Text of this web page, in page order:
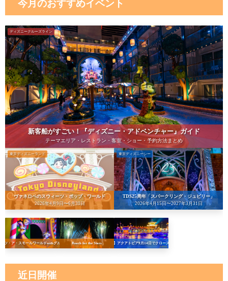
今月のおすすめイベント
ディズニークルーズライン
新客船がすごい！『ディズニー・アドベンチャー』ガイド
テーマエリア・レストラン・客室・ショー・予約方法まとめ
東京ディズニーランド
ヴァネロペのスウィーツ・ポップ・ワールド
2026年4月9日〜6月30日
東京ディズニーシー
TDS25周年「スパークリング・ジュビリー」
2026年4月15日〜2027年3月31日
ッツ・ア・スモールワールドwithグルート Reach for the Stars 【悲報】アクアトピア9月14日でクローズへ…！
近日開催